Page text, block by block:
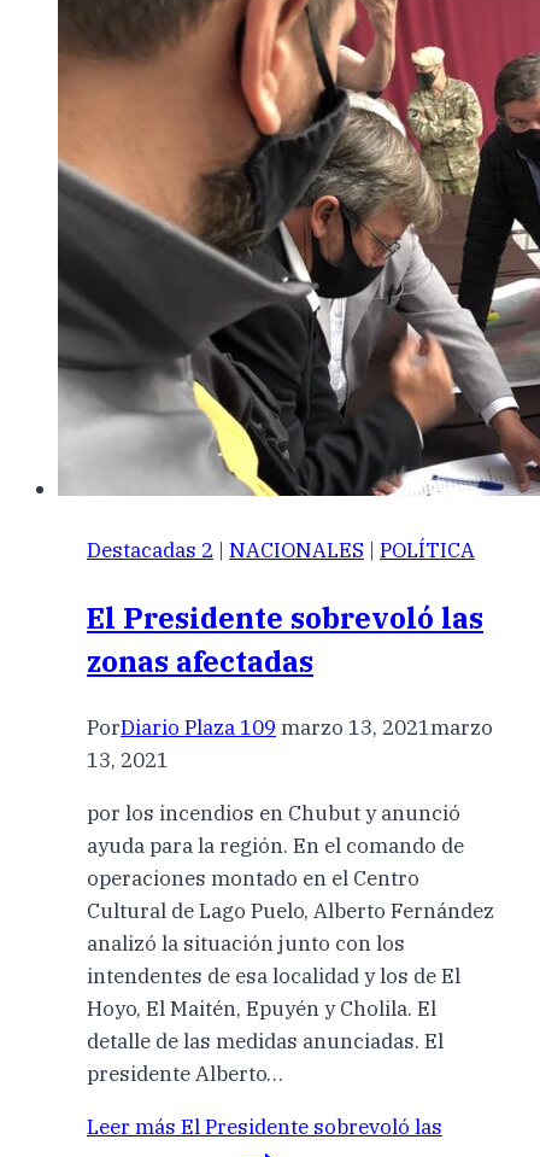
Destacadas 2 | NACIONALES | POLÍTICA
El Presidente sobrevoló las
zonas afectadas
PorDiario Plaza 109 marzo 13, 2021marzo
13, 2021
por los incendios en Chubut y anunció
ayuda para la región. En el comando de
operaciones montado en el Centro
Cultural de Lago Puelo, Alberto Fernández
analizó la situación junto con los
intendentes de esa localidad y los de El
Hoyo, El Maitén, Epuyén y Cholila. El
detalle de las medidas anunciadas. El
presidente Alberto…
Leer más El Presidente sobrevoló las